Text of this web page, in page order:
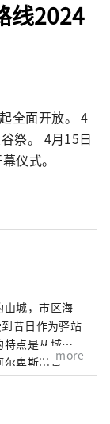
线2024
全面开放。 4
祭。 4月15日
仪式。
山城，市区海
昔日作为驿站
点是从城市
尔卑斯山景
可以在历史悠
more